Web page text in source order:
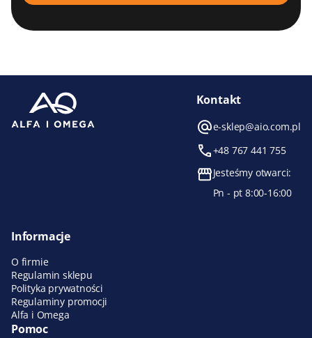
Kontakt
e-sklep@aio.com.pl
+48 767 441 755
Jesteśmy otwarci:
Pn - pt 8:00-16:00
Informacje
O firmie
Regulamin sklepu
Polityka prywatności
Regulaminy promocji
Alfa i Omega
Pomoc